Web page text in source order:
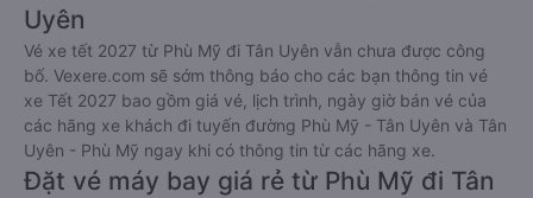
Uyên
Vé xe tết 2027 từ Phù Mỹ đi Tân Uyên vẫn chưa được công
bố. Vexere.com sẽ sớm thông báo cho các bạn thông tin vé
xe Tết 2027 bao gồm giá vé, lịch trình, ngày giờ bán vé của
các hãng xe khách đi tuyến đường Phù Mỹ - Tân Uyên và Tân
Uyên - Phù Mỹ ngay khi có thông tin từ các hãng xe.
Đặt vé máy bay giá rẻ từ Phù Mỹ đi Tân